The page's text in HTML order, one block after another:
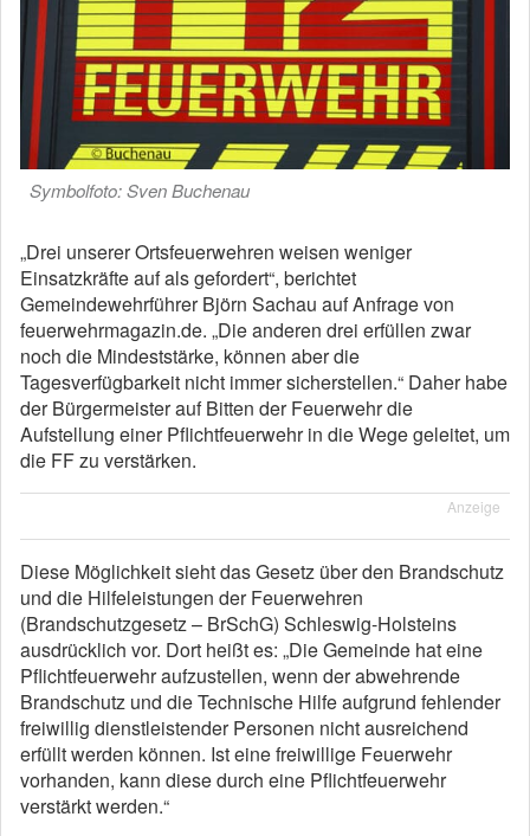
Symbolfoto: Sven Buchenau
„Drei unserer Ortsfeuerwehren weisen weniger
Einsatzkräfte auf als gefordert“, berichtet
Gemeindewehrführer Björn Sachau auf Anfrage von
feuerwehrmagazin.de. „Die anderen drei erfüllen zwar
noch die Mindeststärke, können aber die
Tagesverfügbarkeit nicht immer sicherstellen.“ Daher habe
der Bürgermeister auf Bitten der Feuerwehr die
Aufstellung einer Pflichtfeuerwehr in die Wege geleitet, um
die FF zu verstärken.
Anzeige
Diese Möglichkeit sieht das Gesetz über den Brandschutz
und die Hilfeleistungen der Feuerwehren
(Brandschutzgesetz – BrSchG) Schleswig-Holsteins
ausdrücklich vor. Dort heißt es: „Die Gemeinde hat eine
Pflichtfeuerwehr aufzustellen, wenn der abwehrende
Brandschutz und die Technische Hilfe aufgrund fehlender
freiwillig dienstleistender Personen nicht ausreichend
erfüllt werden können. Ist eine freiwillige Feuerwehr
vorhanden, kann diese durch eine Pflichtfeuerwehr
verstärkt werden.“